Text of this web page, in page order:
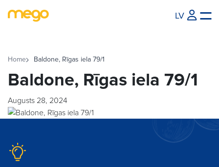
LV
Home Baldone, Rīgas iela 79/1
Baldone, Rīgas iela 79/1
Augusts 28, 2024